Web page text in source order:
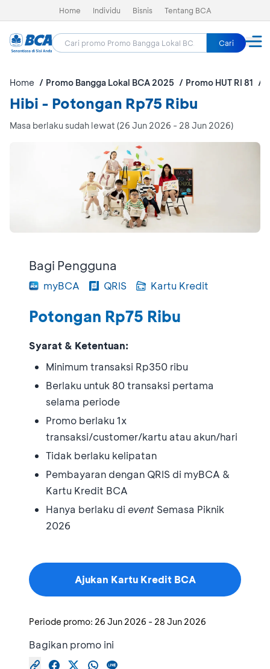
Home Individu Bisnis Tentang BCA
Cari
Home Promo Bangga Lokal BCA 2025 Promo HUT RI 81
Hibi - Potongan Rp75 Ribu
Masa berlaku sudah lewat (26 Jun 2026 - 28 Jun 2026)
Bagi Pengguna
myBCA QRIS Kartu Kredit
Potongan Rp75 Ribu
Syarat & Ketentuan:
Minimum transaksi Rp350 ribu
Berlaku untuk 80 transaksi pertama
selama periode
Promo berlaku 1x
transaksi/customer/kartu atau akun/hari
Tidak berlaku kelipatan
Pembayaran dengan QRIS di myBCA &
Kartu Kredit BCA
Hanya berlaku di event Semasa Piknik
2026
Ajukan Kartu Kredit BCA
Periode promo: 26 Jun 2026 - 28 Jun 2026
Bagikan promo ini